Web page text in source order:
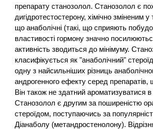
препарату станозолол. Станозолол є
дигідротестостерону, хімічно зміненим у
що анаболічні (такі, що сприяють
властивості гормону значно
активність зводиться до мінімуму.
класифікується як "анаболічний"
одну з найсильніших різниць
андрогенного ефекту серед
Він також не здатний ароматизуватися в
Станозолол є другим за поширеністю
стероїдом, поступаючись за
Діанаболу (метандростенолону).